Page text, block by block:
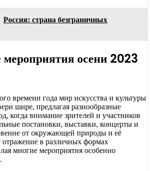
Россия: страна безграничных
осени 2023
времени года мир искусства и культуры
шире, предлагая разнообразные
когда внимание зрителей и участников
постановки, выставки, концерты и
от окружающей природы и её
отражение в различных формах
многие мероприятия особенно